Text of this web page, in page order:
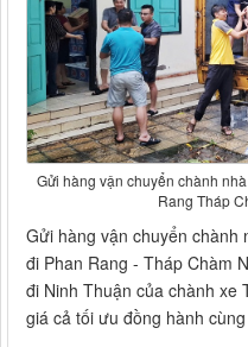
Gửi hàng vận chuyển chành
Rang Tháp
Gửi hàng vận chuyển chành
đi Phan Rang - Tháp Chàm
đi Ninh Thuận của chành xe
giá cả tối ưu đồng hành